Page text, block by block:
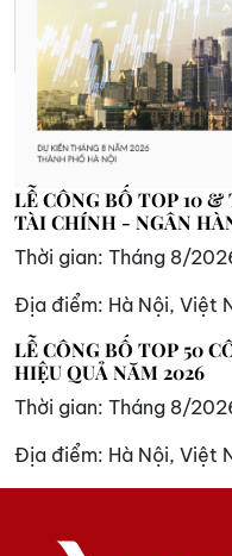
LỄ CÔNG BỐ TOP 10 &
TÀI CHÍNH - NGÂN
Thời gian: Tháng 8/
Địa điểm: Hà Nội, Việt
LỄ CÔNG BỐ TOP 50
HIỆU QUẢ NĂM 2026
Thời gian: Tháng 8/
Địa điểm: Hà Nội, Việt